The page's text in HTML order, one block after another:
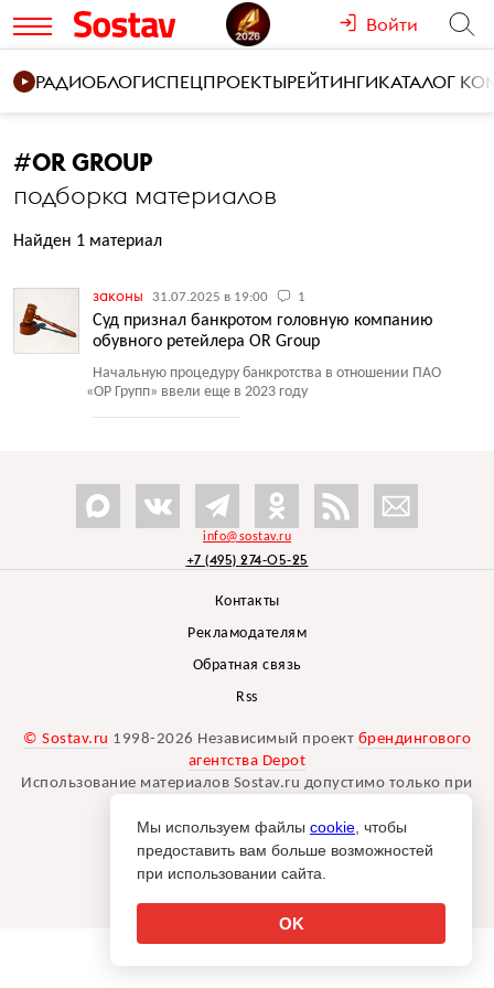
Войти
РАДИОБЛОГИСПЕЦПРОЕКТЫРЕЙТИНГИКАТАЛОГ
#OR GROUP
подборка материалов
Найден 1 материал
законы 31.07.2025 в 19:00 1
Суд признал банкротом головную компанию
обувного ретейлера OR Group
Начальную процедуру банкротства в отношении ПАО
«ОР Групп» ввели еще в 2023 году
info@sostav.ru
+7 (495) 274-05-25
Контакты
Рекламодателям
Обратная связь
Rss
© Sostav.ru 1998-2026 Независимый проект брендингового
агентства Depot
Использование материалов Sostav.ru допустимо только при
Дизайн сайта -Liqium.
18+
Мы используем файлы cookie , чтобы
предоставить вам больше возможностей
при использовании сайта.
OK